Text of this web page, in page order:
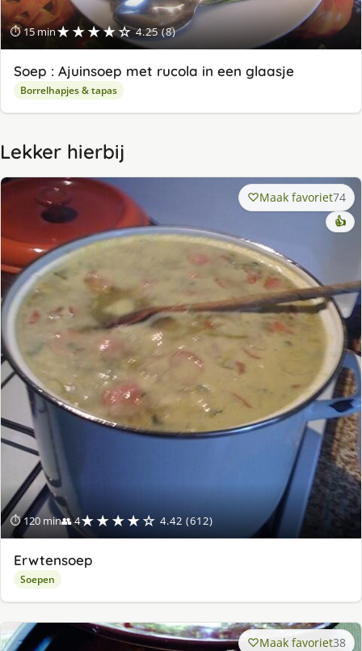
⏱ 15 min★★★★☆ 4.25 (8)
Soep : Ajuinsoep met rucola in een glaasje
Borrelhapjes & tapas
Lekker hierbij
⏱ 120 min👥 4★★★★☆ 4.42 (612)
Maak favoriet74
👍
Erwtensoep
Soepen
Maak favoriet38